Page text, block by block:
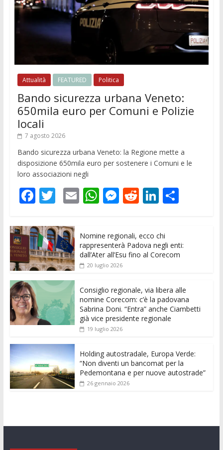
Attualità FEATURED Politica
Bando sicurezza urbana Veneto:
650mila euro per Comuni e Polizie
locali
7 agosto 2026
Bando sicurezza urbana Veneto: la Regione mette a
disposizione 650mila euro per sostenere i Comuni e le
loro associazioni negli
F
e
b
o
o
k
T
itt
er
E
l
W
s
A
p
p
M
ss
e
n
er
R
di
t
Li
k
e
dI
C
di
vi
Nomine regionali, ecco chi
rappresenterà Padova negli enti:
dall’Ater all’Esu fino al Corecom
20 luglio 2026
Consiglio regionale, via libera alle
nomine Corecom: c’è la padovana
Sabrina Doni. “Entra” anche Ciambetti
già vice presidente regionale
19 luglio 2026
Holding autostradale, Europa Verde:
“Non diventi un bancomat per la
Pedemontana e per nuove autostrade”
26 gennaio 2026